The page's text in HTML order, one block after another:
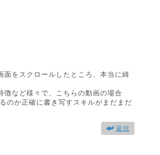
面をスクロールしたところ、本当に綺
など様々で、こちらの動画の場合
のか正確に書き写すスキルがまだまだ
返信